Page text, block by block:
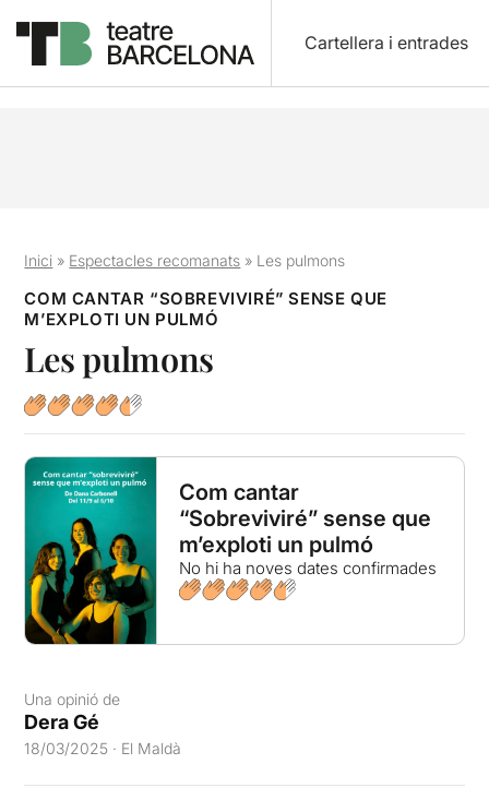
Cartellera i entrades
Inici » Espectacles recomanats » Les pulmons
COM CANTAR “SOBREVIVIRÉ” SENSE QUE
M’EXPLOTI UN PULMÓ
Les pulmons
Com cantar
“Sobreviviré” sense que
m’exploti un pulmó
No hi ha noves dates confirmades
Una opinió de
Dera Gé
18/03/2025 · El Maldà